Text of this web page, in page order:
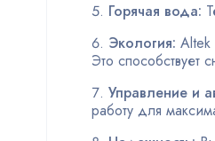
Горячая вода:
Экология: Altek
Это способствует
Управление и
работу для